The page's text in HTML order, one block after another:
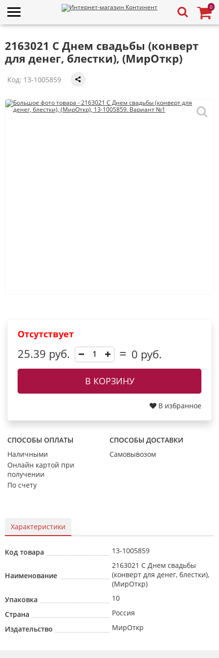
0
2163021 С Днем свадьбы (конверт
для денег, блестки), (МирОткр)
Код: 13-1005859
Отсутствует
25.39 руб. 0 руб.
В КОРЗИНУ
В избранное
СПОСОБЫ ОПЛАТЫ
Наличными
Онлайн картой при
получении
По счету
СПОСОБЫ ДОСТАВКИ
Самовывозом
Характеристики
Код товара 13-1005859
Наименование
2163021 С Днем свадьбы
(конверт для денег, блестки),
(МирОткр)
Упаковка
10
Страна
Россия
Издательство
МирОткр